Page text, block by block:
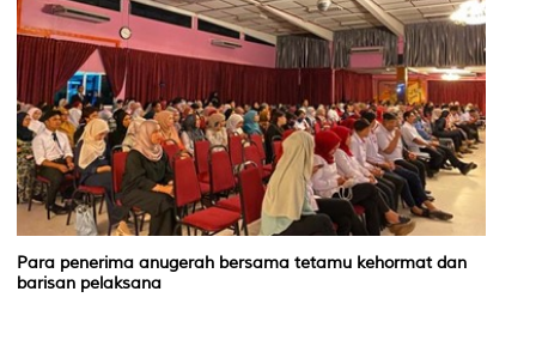
Para penerima anugerah bersama tetamu kehormat dan
barisan pelaksana